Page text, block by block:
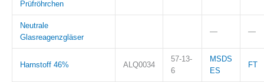
Prüfröhrchen
Neutrale
Glasreagenzgläser
— —
Harnstoff 46% ALQ0034
57-13-
6
MSDS
ES
FT